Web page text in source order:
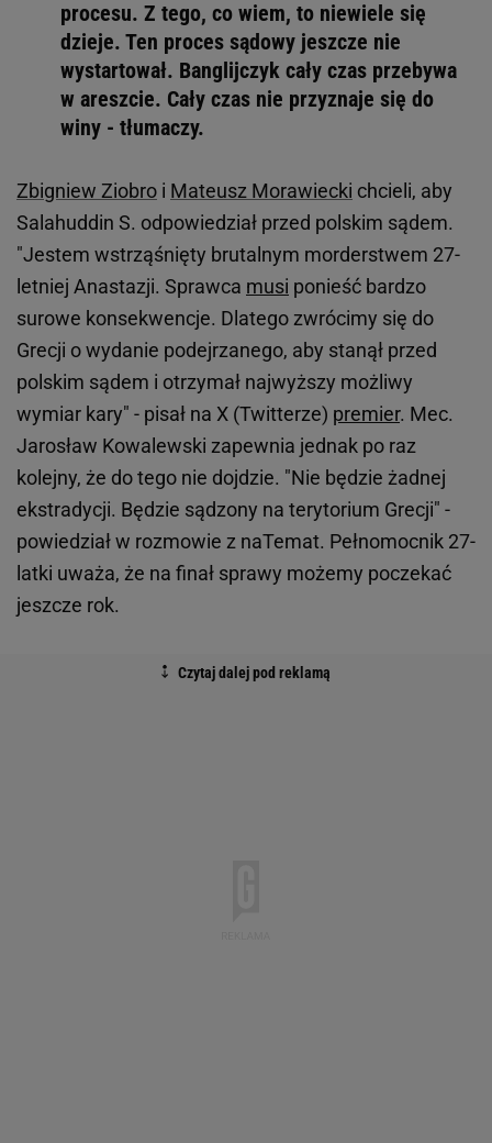
procesu. Z tego, co wiem, to niewiele się
dzieje. Ten proces sądowy jeszcze nie
wystartował. Banglijczyk cały czas przebywa
w areszcie. Cały czas nie przyznaje się do
winy - tłumaczy.
Zbigniew Ziobro i Mateusz Morawiecki chcieli, aby
Salahuddin S. odpowiedział przed polskim sądem.
"Jestem wstrząśnięty brutalnym morderstwem 27-
letniej Anastazji. Sprawca musi ponieść bardzo
surowe konsekwencje. Dlatego zwrócimy się do
Grecji o wydanie podejrzanego, aby stanął przed
polskim sądem i otrzymał najwyższy możliwy
wymiar kary" - pisał na X (Twitterze) premier. Mec.
Jarosław Kowalewski zapewnia jednak po raz
kolejny, że do tego nie dojdzie. "Nie będzie żadnej
ekstradycji. Będzie sądzony na terytorium Grecji" -
powiedział w rozmowie z naTemat. Pełnomocnik 27-
latki uważa, że na finał sprawy możemy poczekać
jeszcze rok.